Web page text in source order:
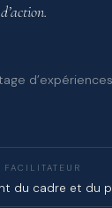
d’expériences
FACILITATEUR
du cadre et du